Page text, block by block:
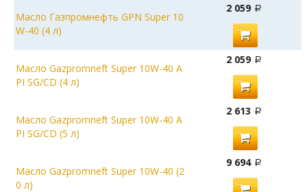
Масло Газпромнефть GPN Super 10
W-40 (4 л)
2 059
Масло Gazpromneft Super 10W-40 A
PI SG/CD (4 л)
2 059
Масло Gazpromneft Super 10W-40 A
PI SG/CD (5 л)
2 613
Масло Gazpromneft Super 10W-40 (2
0 л)
9 694